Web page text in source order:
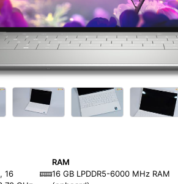
16
RAM
16 GB LPDDR5-6000 MHz RAM